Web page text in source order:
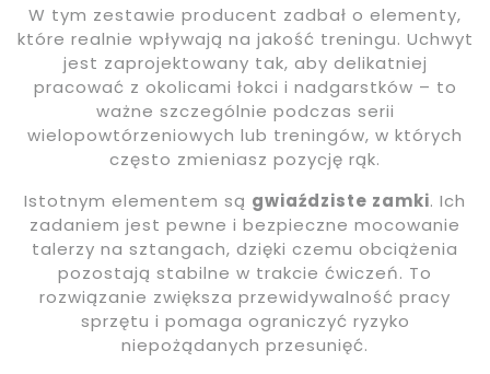
W tym zestawie producent zadbał o elementy,
które realnie wpływają na jakość treningu. Uchwyt
jest zaprojektowany tak, aby delikatniej
pracować z okolicami łokci i nadgarstków – to
ważne szczególnie podczas serii
wielopowtórzeniowych lub treningów, w których
często zmieniasz pozycję rąk.
Istotnym elementem są gwiaździste zamki. Ich
zadaniem jest pewne i bezpieczne mocowanie
talerzy na sztangach, dzięki czemu obciążenia
pozostają stabilne w trakcie ćwiczeń. To
rozwiązanie zwiększa przewidywalność pracy
sprzętu i pomaga ograniczyć ryzyko
niepożądanych przesunięć.